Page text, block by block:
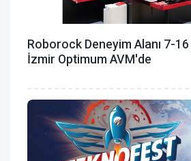
Roborock Deneyim Alanı 7-
İzmir Optimum AVM'de